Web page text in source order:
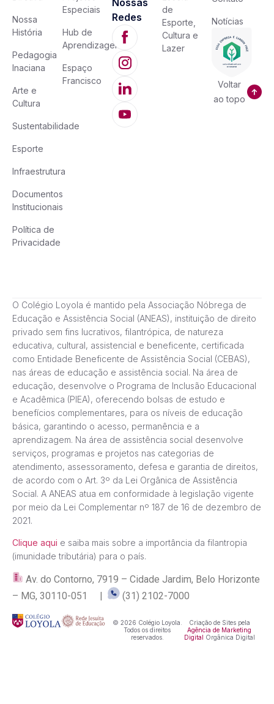
Nossa
História
Pedagogia
Inaciana
Arte e
Cultura
Sustentabilidade
Esporte
Infraestrutura
Documentos
Institucionais
Política de
Privacidade
Especiais
Hub de
Aprendizagem
Espaço
Francisco
Redes
de
Esporte,
Cultura e
Lazer
Notícias
Voltar
ao topo
O Colégio Loyola é mantido pela Associação Nóbrega de
Educação e Assistência Social (ANEAS), instituição de direito
privado sem fins lucrativos, filantrópica, de natureza
educativa, cultural, assistencial e beneficente, certificada
como Entidade Beneficente de Assistência Social (CEBAS),
nas áreas de educação e assistência social. Na área de
educação, desenvolve o Programa de Inclusão Educacional
e Acadêmica (PIEA), oferecendo bolsas de estudo e
benefícios complementares, para os níveis de educação
básica, garantindo o acesso, permanência e a
aprendizagem. Na área de assistência social desenvolve
serviços, programas e projetos nas categorias de
atendimento, assessoramento, defesa e garantia de direitos,
de acordo com o Art. 3º da Lei Orgânica de Assistência
Social. A ANEAS atua em conformidade à legislação vigente
por meio da Lei Complementar nº 187 de 16 de dezembro de
2021.
Clique aqui e saiba mais sobre a importância da filantropia
(imunidade tributária) para o país.
Av. do Contorno, 7919 – Cidade Jardim, Belo Horizonte
– MG, 30110-051 |
(31) 2102-7000
© 2026 Colégio Loyola.
Todos os direitos
reservados.
Criação de Sites pela
Agência de Marketing
Digital Orgânica Digital